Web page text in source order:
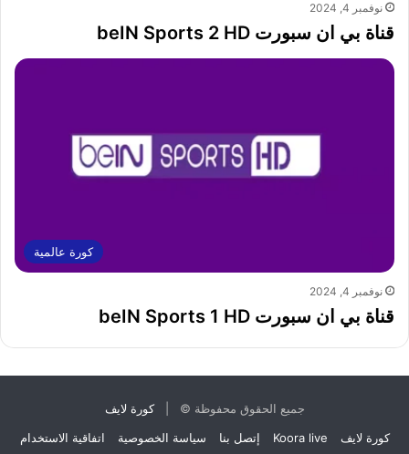
نوفمبر 4, 2024
قناة بي ان سبورت beIN Sports 2 HD
كورة عالمية
نوفمبر 4, 2024
قناة بي ان سبورت beIN Sports 1 HD
جميع الحقوق محفوظة © |كورة لايف
كورة لايف
Koora live إتصل بنا سياسة الخصوصية اتفاقية الاستخدام